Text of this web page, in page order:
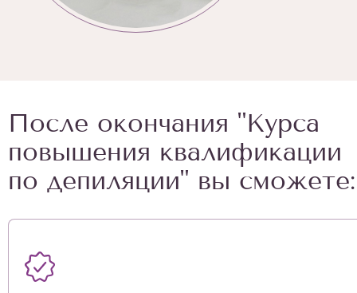
После окончания "Курса
повышения квалификации
по депиляции" вы сможете: